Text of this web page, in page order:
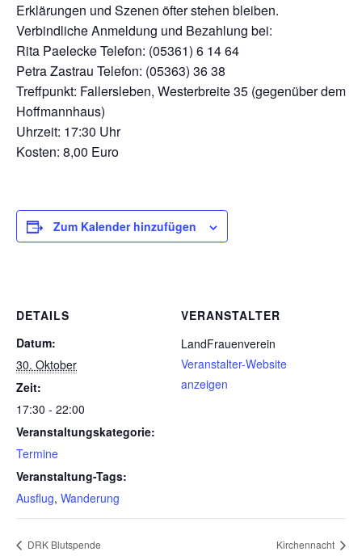
Erklärungen und Szenen öfter stehen bleiben.
Verbindliche Anmeldung und Bezahlung bei:
Rita Paelecke Telefon: (05361) 6 14 64
Petra Zastrau Telefon: (05363) 36 38
Treffpunkt: Fallersleben, Westerbreite 35 (gegenüber dem
Hoffmannhaus)
Uhrzeit: 17:30 Uhr
Kosten: 8,00 Euro
Zum Kalender hinzufügen
DETAILS
Datum:
30. Oktober
Zeit:
17:30 - 22:00
Veranstaltungskategorie:
Termine
Veranstaltung-Tags:
Ausflug, Wanderung
VERANSTALTER
LandFrauenverein
Veranstalter-Website
anzeigen
DRK Blutspende Kirchennacht